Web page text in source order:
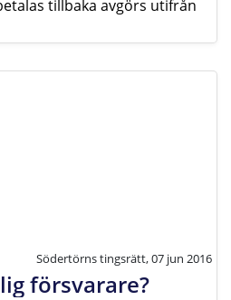
tillbaka avgörs utifrån
Södertörns tingsrätt, 07 jun 2016
försvarare?